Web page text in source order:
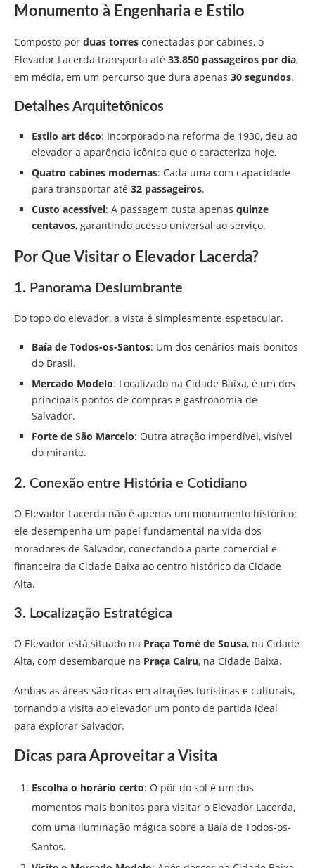
Monumento à Engenharia e Estilo
Composto por duas torres conectadas por cabines, o
Elevador Lacerda transporta até 33.850 passageiros por dia,
em média, em um percurso que dura apenas 30 segundos.
Detalhes Arquitetônicos
Estilo art déco: Incorporado na reforma de 1930, deu ao
elevador a aparência icônica que o caracteriza hoje.
Quatro cabines modernas: Cada uma com capacidade
para transportar até 32 passageiros.
Custo acessível: A passagem custa apenas quinze
centavos, garantindo acesso universal ao serviço.
Por Que Visitar o Elevador Lacerda?
1. Panorama Deslumbrante
Do topo do elevador, a vista é simplesmente espetacular.
Baía de Todos-os-Santos: Um dos cenários mais bonitos
do Brasil.
Mercado Modelo: Localizado na Cidade Baixa, é um dos
principais pontos de compras e gastronomia de
Salvador.
Forte de São Marcelo: Outra atração imperdível, visível
do mirante.
2. Conexão entre História e Cotidiano
O Elevador Lacerda não é apenas um monumento histórico;
ele desempenha um papel fundamental na vida dos
moradores de Salvador, conectando a parte comercial e
financeira da Cidade Baixa ao centro histórico da Cidade
Alta.
3. Localização Estratégica
O Elevador está situado na Praça Tomé de Sousa, na Cidade
Alta, com desembarque na Praça Cairu, na Cidade Baixa.
Ambas as áreas são ricas em atrações turísticas e culturais,
tornando a visita ao elevador um ponto de partida ideal
para explorar Salvador.
Dicas para Aproveitar a Visita
Escolha o horário certo: O pôr do sol é um dos
momentos mais bonitos para visitar o Elevador Lacerda,
com uma iluminação mágica sobre a Baía de Todos-os-
Santos.